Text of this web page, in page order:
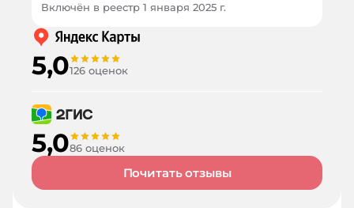
Включён в реестр 1 января 2025 г.
5,0126 оценок
5,086 оценок
Почитать отзывы